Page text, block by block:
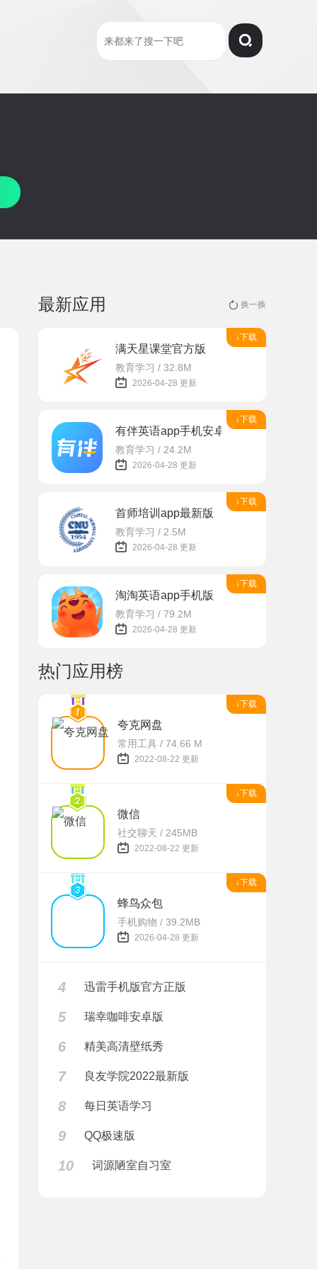
最新应用 换一换
↓下载
满天星课堂官方版
教育学习 / 32.8M
2026-04-28 更新
↓下载
有伴英语app手机安卓版
教育学习 / 24.2M
2026-04-28 更新
↓下载
首师培训app最新版
教育学习 / 2.5M
2026-04-28 更新
↓下载
淘淘英语app手机版
教育学习 / 79.2M
2026-04-28 更新
热门应用榜
↓下载
夸克网盘
常用工具 / 74.66 M
2022-08-22 更新
↓下载
微信
社交聊天 / 245MB
2022-08-22 更新
↓下载
蜂鸟众包
手机购物 / 39.2MB
2026-04-28 更新
4 迅雷手机版官方正版
5 瑞幸咖啡安卓版
6 精美高清壁纸秀
7 良友学院2022最新版
8 每日英语学习
9 QQ极速版
10 词源陋室自习室